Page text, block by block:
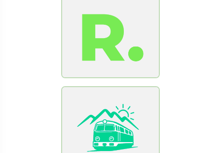
[Raclawice.NET]